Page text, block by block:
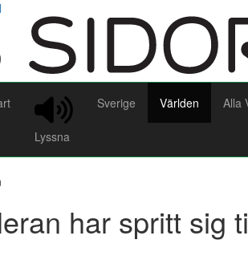
Lyssna
Sverige Världen Alla
har spritt sig